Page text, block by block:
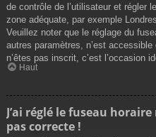
de contrôle de l’utilisateur et régler
zone adéquate, par exemple
Veuillez noter que le réglage du
autres paramètres, n’est
n’êtes pas inscrit, c’est l’occasion
Haut
J’ai réglé le fuseau
pas correcte !